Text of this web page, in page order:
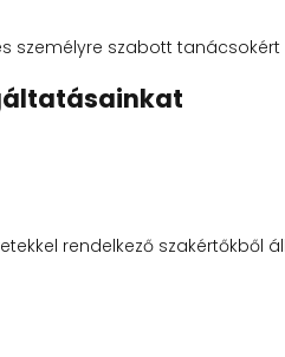
személyre szabott
rendelkező szakértőkből